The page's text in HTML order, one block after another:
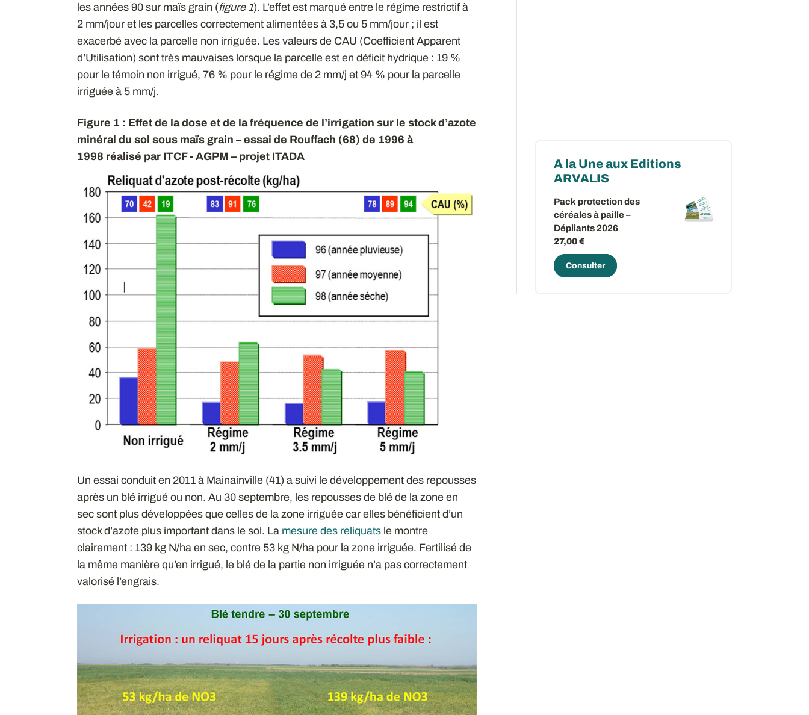
les années 90 sur maïs grain (figure 1). L’effet est marqué entre le régime restrictif à
2 mm/jour et les parcelles correctement alimentées à 3,5 ou 5 mm/jour ; il est
exacerbé avec la parcelle non irriguée. Les valeurs de CAU (Coefficient Apparent
d’Utilisation) sont très mauvaises lorsque la parcelle est en déficit hydrique : 19 %
pour le témoin non irrigué, 76 % pour le régime de 2 mm/j et 94 % pour la parcelle
irriguée à 5 mm/j.
Figure 1 : Effet de la dose et de la fréquence de l’irrigation sur le stock d’azote
minéral du sol sous maïs grain – essai de Rouffach (68) de 1996 à
1998 réalisé par ITCF - AGPM – projet ITADA
Un essai conduit en 2011 à Mainainville (41) a suivi le développement des repousses
après un blé irrigué ou non. Au 30 septembre, les repousses de blé de la zone en
sec sont plus développées que celles de la zone irriguée car elles bénéficient d’un
stock d’azote plus important dans le sol. La mesure des reliquatsle montre
clairement : 139 kg N/ha en sec, contre 53 kg N/ha pour la zone irriguée. Fertilisé de
la même manière qu’en irrigué, le blé de la partie non irriguée n’a pas correctement
valorisé l’engrais.
A la Une aux Editions
ARVALIS
Pack protection des
céréales à paille –
Dépliants 2026
27,00 €
Consulter